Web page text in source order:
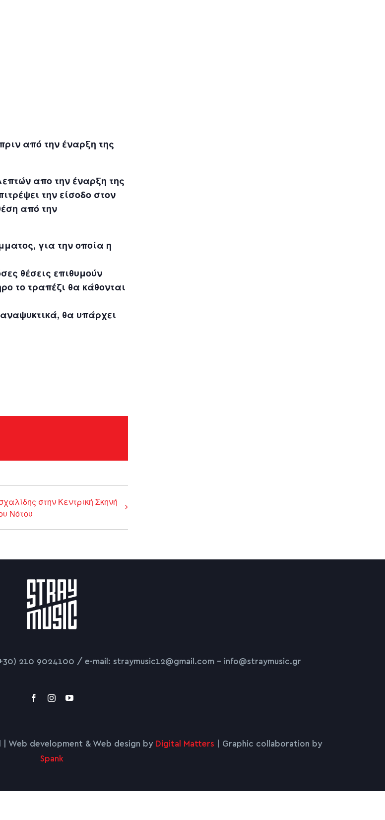
από την έναρξη της
απο την έναρξη της
την είσοδο στον
από την
για την οποία η
θέσεις επιθυμούν
το τραπέζι θα κάθονται
θα υπάρχει
στην Κεντρική Σκηνή
Νότου
(+30) 210 9024100 / e-mail: straymusic12@gmail.com – info@straymusic.gr
Web development & Web design by Digital Matters | Graphic collaboration by
Spank